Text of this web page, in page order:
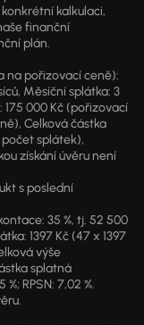
kalkulaci,
finanční
plán.
na pořizovací ceně):
Měsíční splátka: 3
000 Kč (pořizovací
Celková částka
splátek),
získání úvěru není
s poslední
35 %, tj. 52 500
1397 Kč (47 x 1397
výše
splatná
RPSN: 7,02 %.